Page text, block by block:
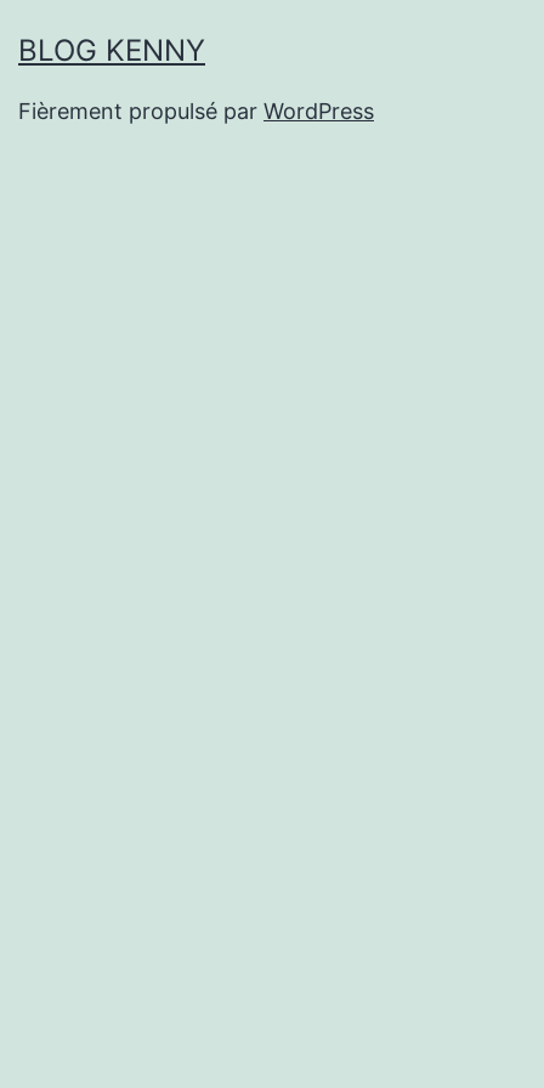
BLOG KENNY
Fièrement propulsé par WordPress